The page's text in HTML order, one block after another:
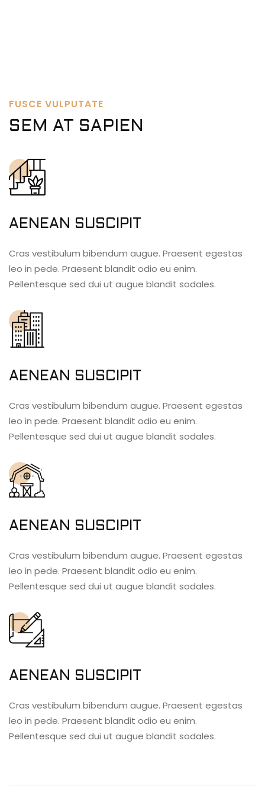
FUSCE VULPUTATE
SEM AT SAPIEN
AENEAN SUSCIPIT
Cras vestibulum bibendum augue. Praesent egestas
leo in pede. Praesent blandit odio eu enim.
Pellentesque sed dui ut augue blandit sodales.
AENEAN SUSCIPIT
Cras vestibulum bibendum augue. Praesent egestas
leo in pede. Praesent blandit odio eu enim.
Pellentesque sed dui ut augue blandit sodales.
AENEAN SUSCIPIT
Cras vestibulum bibendum augue. Praesent egestas
leo in pede. Praesent blandit odio eu enim.
Pellentesque sed dui ut augue blandit sodales.
AENEAN SUSCIPIT
Cras vestibulum bibendum augue. Praesent egestas
leo in pede. Praesent blandit odio eu enim.
Pellentesque sed dui ut augue blandit sodales.